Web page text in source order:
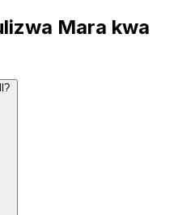
Mara kwa